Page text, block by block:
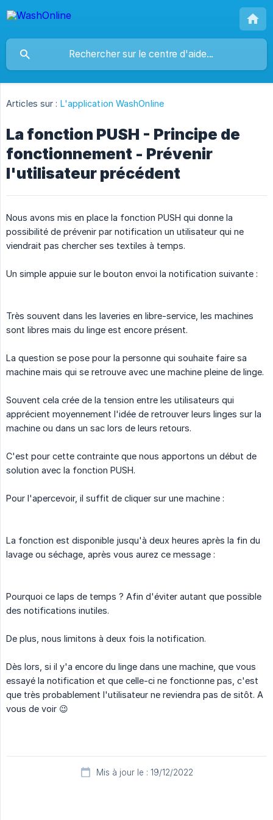
Articles sur : L'application WashOnline
La fonction PUSH - Principe de
fonctionnement - Prévenir
l'utilisateur précédent
Nous avons mis en place la fonction PUSH qui donne la
possibilité de prévenir par notification un utilisateur qui ne
viendrait pas chercher ses textiles à temps.
Un simple appuie sur le bouton envoi la notification suivante :
Très souvent dans les laveries en libre-service, les machines
sont libres mais du linge est encore présent.
La question se pose pour la personne qui souhaite faire sa
machine mais qui se retrouve avec une machine pleine de linge.
Souvent cela crée de la tension entre les utilisateurs qui
apprécient moyennement l'idée de retrouver leurs linges sur la
machine ou dans un sac lors de leurs retours.
C'est pour cette contrainte que nous apportons un début de
solution avec la fonction PUSH.
Pour l'apercevoir, il suffit de cliquer sur une machine :
La fonction est disponible jusqu'à deux heures après la fin du
lavage ou séchage, après vous aurez ce message :
Pourquoi ce laps de temps ? Afin d'éviter autant que possible
des notifications inutiles.
De plus, nous limitons à deux fois la notification.
Dès lors, si il y'a encore du linge dans une machine, que vous
essayé la notification et que celle-ci ne fonctionne pas, c'est
que très probablement l'utilisateur ne reviendra pas de sitôt. A
vous de voir 😉
Mis à jour le : 19/12/2022